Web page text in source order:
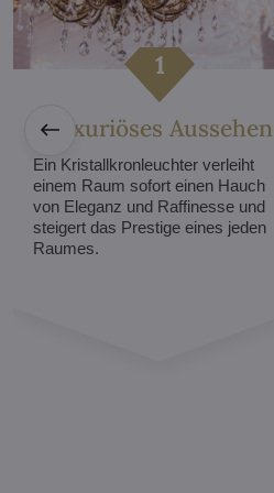
Luxuriöses Aussehen
Ein Kristallkronleuchter verleiht
einem Raum sofort einen Hauch
von Eleganz und Raffinesse und
steigert das Prestige eines jeden
Raumes.